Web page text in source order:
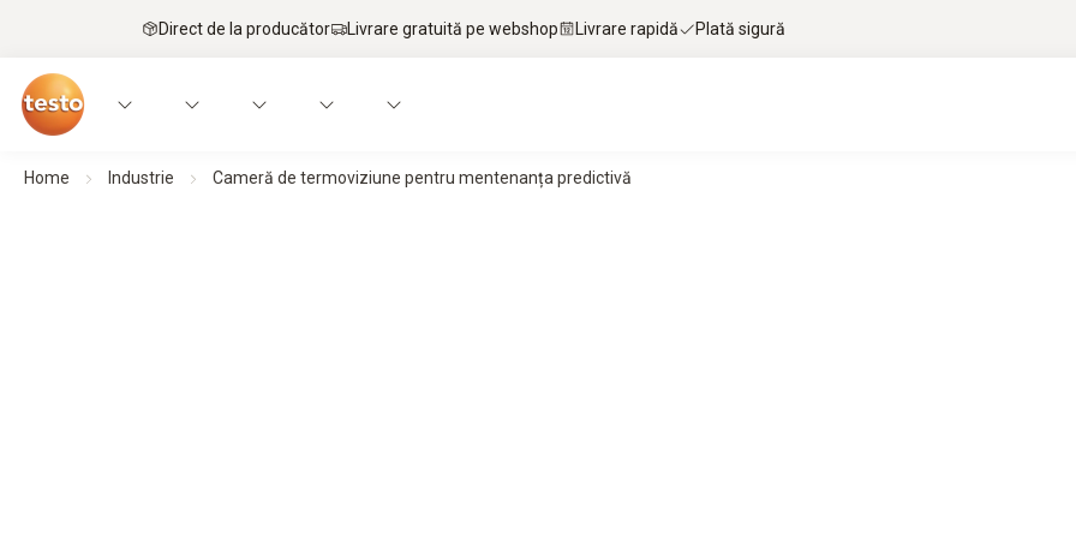
Direct de la producător Livrare gratuită pe webshop Livrare rapidă Plată sigură
Home Industrie Cameră de termoviziune pentru mentenanța predictivă